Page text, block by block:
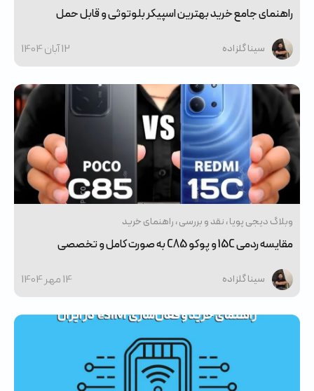
راهنمای جامع خرید بهترین اسپیکر بلوتوثی و قابل حمل
سینا گلزاده 12 آبان 1404
وبلاگ دیجی پویا نقد و بررسی راهنمای خرید
مقایسه ردمی 15C و پوکو C85 به صورت کامل و تخصصی
سینا گلزاده 14 مهر 1404